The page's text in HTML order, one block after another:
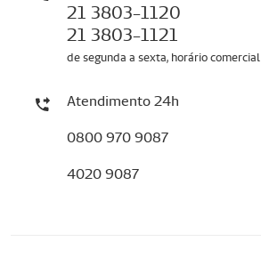
21 3803-1120
21 3803-1121
de segunda a sexta, horário comercial
Atendimento 24h
0800 970 9087
4020 9087